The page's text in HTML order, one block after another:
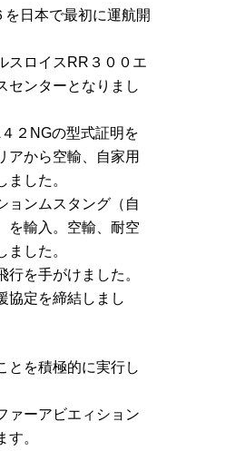
を日本で最初に運航開
スロイスRR３００エ
センターとなりまし
２NGの型式証明を
アから空輸、自家用
ました。
ョンムスタング（自
を輸入。空輸、耐空
ました。
行を手がけました。
協定を締結しまし
とを積極的に実行し
ァーアビエィション
す。